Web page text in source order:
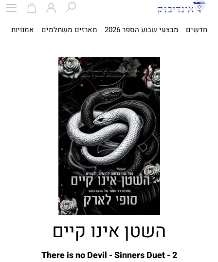
חדשים מבצעי שבוע הספר 2026 מארזים משתלמים אמנויות
השטן אינו קיים
There is no Devil - Sinners Duet - 2